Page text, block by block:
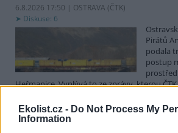
Ekolist.cz - Do Not Process My
Information
6.8.2026 17:50 | OSTRAVA (ČTK)
Diskuse: 6
Pirátů
podala
postup
Heřmanice. Vyplývá to ze zprávy, kterou
případu České inspekci životního prostředí
Hoffmannová ČTK sdělila, že trestní